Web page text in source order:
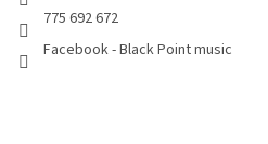
775 692 672
Facebook - Black Point music